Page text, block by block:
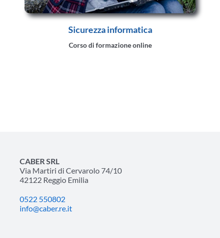
Sicurezza informatica
Corso di formazione online
CABER SRL
Via Martiri di Cervarolo 74/10
42122 Reggio Emilia
0522 550802
info@caber.re.it